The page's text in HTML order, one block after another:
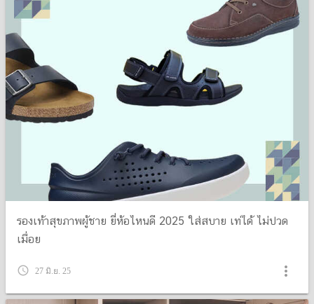
รองเท้าสุขภาพผู้ชาย ยี่ห้อไหนดี 2025 ใส่สบาย เท่ได้ ไม่ปวด
เมื่อย
query_builder 27 มิ.ย. 25 more_vert